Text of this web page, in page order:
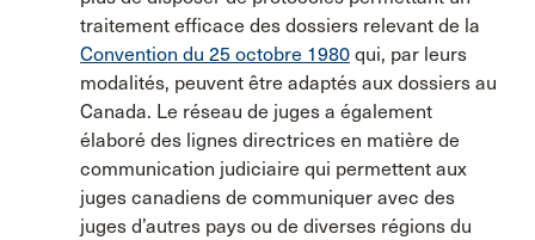
traitement efficace des dossiers relevant de la
Convention du 25 octobre 1980 qui, par leurs
modalités, peuvent être adaptés aux dossiers au
Canada. Le réseau de juges a également
élaboré des lignes directrices en matière de
communication judiciaire qui permettent aux
juges canadiens de communiquer avec des
juges d’autres pays ou de diverses régions du